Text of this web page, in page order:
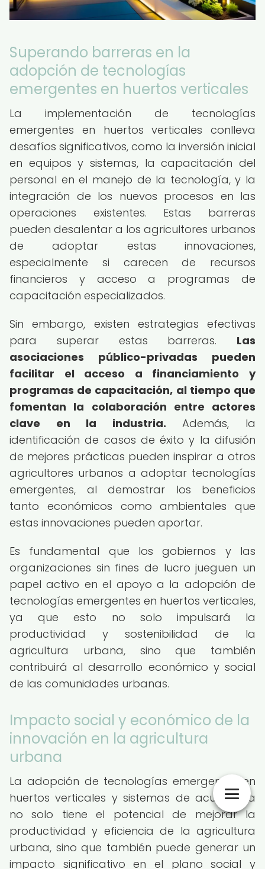
Superando barreras en la
adopción de tecnologías
emergentes en huertos verticales
La implementación de tecnologías
emergentes en huertos verticales conlleva
desafíos significativos, como la inversión inicial
en equipos y sistemas, la capacitación del
personal en el manejo de la tecnología, y la
integración de los nuevos procesos en las
operaciones existentes. Estas barreras
pueden desalentar a los agricultores urbanos
de adoptar estas innovaciones,
especialmente si carecen de recursos
financieros y acceso a programas de
capacitación especializados.
Sin embargo, existen estrategias efectivas
para superar estas barreras. Las
asociaciones público-privadas pueden
facilitar el acceso a financiamiento y
programas de capacitación, al tiempo que
fomentan la colaboración entre actores
clave en la industria. Además, la
identificación de casos de éxito y la difusión
de mejores prácticas pueden inspirar a otros
agricultores urbanos a adoptar tecnologías
emergentes, al demostrar los beneficios
tanto económicos como ambientales que
estas innovaciones pueden aportar.
Es fundamental que los gobiernos y las
organizaciones sin fines de lucro jueguen un
papel activo en el apoyo a la adopción de
tecnologías emergentes en huertos verticales,
ya que esto no solo impulsará la
productividad y sostenibilidad de la
agricultura urbana, sino que también
contribuirá al desarrollo económico y social
de las comunidades urbanas.
Impacto social y económico de la
innovación en la agricultura
urbana
La adopción de tecnologías emergentes en
huertos verticales y sistemas de acuaponía
no solo tiene el potencial de mejorar la
productividad y eficiencia de la agricultura
urbana, sino que también puede generar un
impacto significativo en el plano social y